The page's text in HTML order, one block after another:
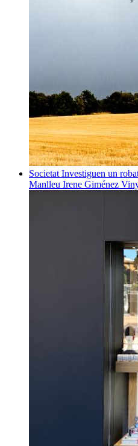
Societat Investiguen un
Manlleu Irene Giménez